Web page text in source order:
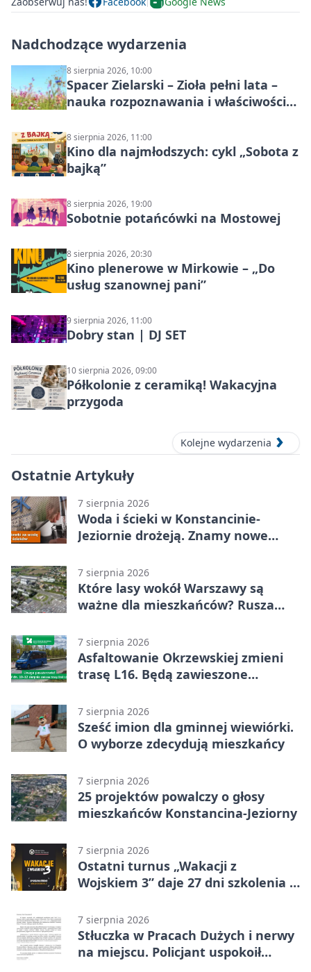
Nadchodzące wydarzenia
8 sierpnia 2026, 10:00
Spacer Zielarski – Zioła pełni lata –
nauka rozpoznawania i właściwości
8 sierpnia 2026, 11:00
Kino dla najmłodszych: cykl „Sobota z
bajką”
8 sierpnia 2026, 19:00
Sobotnie potańcówki na Mostowej
8 sierpnia 2026, 20:30
Kino plenerowe w Mirkowie – „Do
usług szanownej pani”
9 sierpnia 2026, 11:00
Dobry stan | DJ SET
10 sierpnia 2026, 09:00
Półkolonie z ceramiką! Wakacyjna
przygoda
Kolejne wydarzenia
Ostatnie Artykuły
7 sierpnia 2026
Woda i ścieki w Konstancinie-
Jeziornie drożeją. Znamy nowe
7 sierpnia 2026
Które lasy wokół Warszawy są
ważne dla mieszkańców? Rusza
7 sierpnia 2026
Asfaltowanie Okrzewskiej zmieni
trasę L16. Będą zawieszone
7 sierpnia 2026
Sześć imion dla gminnej wiewiórki.
O wyborze zdecydują mieszkańcy
7 sierpnia 2026
25 projektów powalczy o głosy
mieszkańców Konstancina-Jeziorny
7 sierpnia 2026
Ostatni turnus „Wakacji z
Wojskiem 3” daje 27 dni szkolenia i
7 sierpnia 2026
Stłuczka w Pracach Dużych i nerwy
na miejscu. Policjant uspokoił